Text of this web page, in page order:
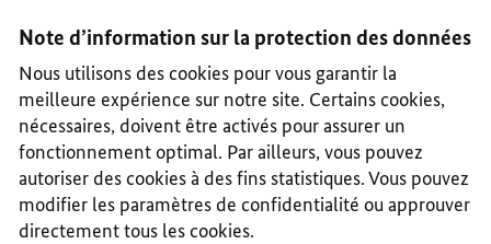
II
III
IV
V
Note d’information sur la protection des données
Nous utilisons des cookies pour vous garantir la
meilleure expérience sur notre site. Certains cookies,
nécessaires, doivent être activés pour assurer un
fonctionnement optimal. Par ailleurs, vous pouvez
autoriser des cookies à des fins statistiques. Vous pouvez
modifier les paramètres de confidentialité ou approuver
directement tous les cookies.